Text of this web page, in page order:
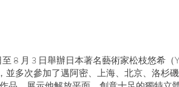
至 8 月 3 日舉辦日本著名藝術家松枝悠希
並多次參加了邁阿密、上海、北京、洛杉